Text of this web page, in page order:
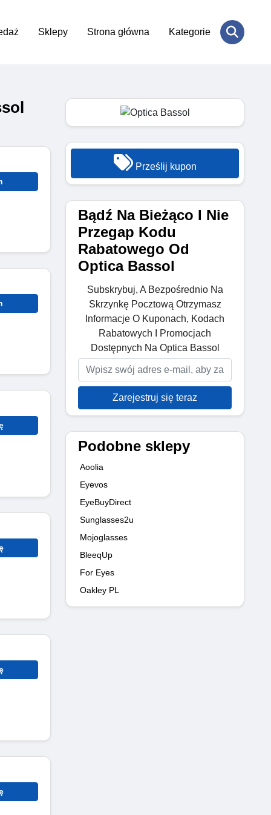
Sklepy Strona główna Kategorie
Prześlij kupon
Bądź Na Bieżąco I Nie
Przegap Kodu
Rabatowego Od
Optica Bassol
Subskrybuj, A Bezpośrednio Na
Skrzynkę Pocztową Otrzymasz
Informacje O Kuponach, Kodach
Rabatowych I Promocjach
Dostępnych Na Optica Bassol
Zarejestruj się teraz
Podobne sklepy
Aoolia
Eyevos
EyeBuyDirect
Sunglasses2u
Mojoglasses
BleeqUp
For Eyes
Oakley PL